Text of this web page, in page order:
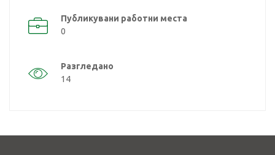
Публикувани работни места
0
Разгледано
14